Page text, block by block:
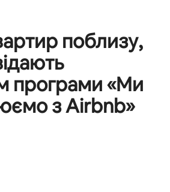
поблизу,
програми «Ми
з Airbnb»